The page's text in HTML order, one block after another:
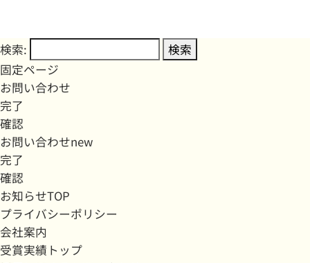
検索:
固定ページ
お問い合わせ
完了
確認
お問い合わせnew
完了
確認
お知らせTOP
プライバシーポリシー
会社案内
受賞実績トップ